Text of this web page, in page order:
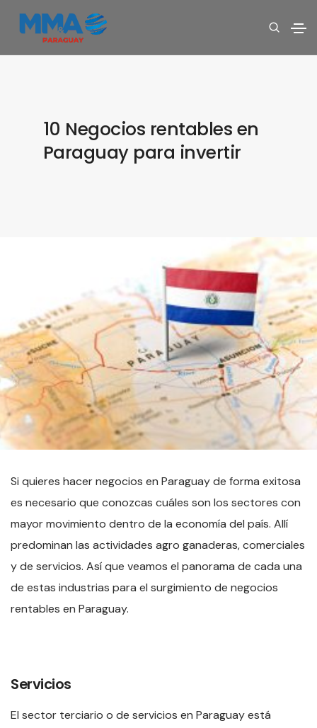
10 Negocios rentables en
Paraguay para invertir
Si quieres hacer negocios en Paraguay de forma exitosa
es necesario que conozcas cuáles son los sectores con
mayor movimiento dentro de la economía del país. Allí
predominan las actividades agro ganaderas, comerciales
y de servicios. Así que veamos el panorama de cada una
de estas industrias para el surgimiento de negocios
rentables en Paraguay.
Servicios
El sector terciario o de servicios en Paraguay está